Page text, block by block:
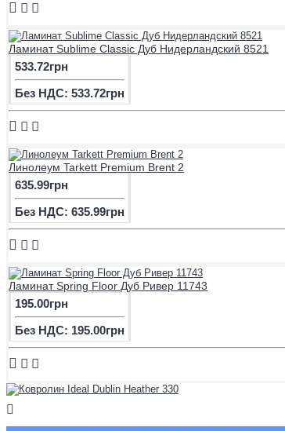
Ламинат Sublime Classic Дуб Нидерландский 8521
533.72грн
Без НДС: 533.72грн
Линолеум Tarkett Premium Brent 2
635.99грн
Без НДС: 635.99грн
Ламинат Spring Floor Дуб Ривер 11743
195.00грн
Без НДС: 195.00грн